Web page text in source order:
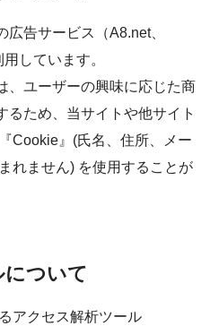
告サービス（A8.net、
しています。
、ユーザーの興味に応じた商
るため、当サイトや他サイト
Cookie』(氏名、住所、メー
れません) を使用することが
ついて
アクセス解析ツール